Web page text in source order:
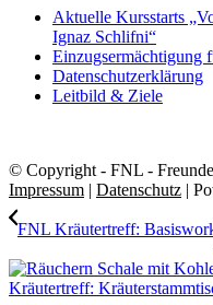
Aktuelle Kursstarts
Ignaz Schlifni“
Einzugsermächtigung
Datenschutzerklärung
Leitbild & Ziele
© Copyright - FNL -
Impressum | Datenschutz |
FNL Kräutertreff:
Kräutertreff: